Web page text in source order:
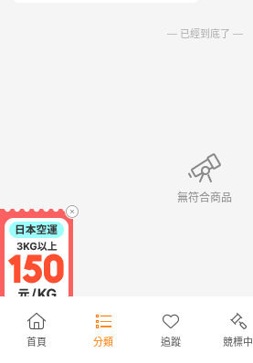
首頁 分類 追蹤 競標中
— 已經到底了 —
無符合商品